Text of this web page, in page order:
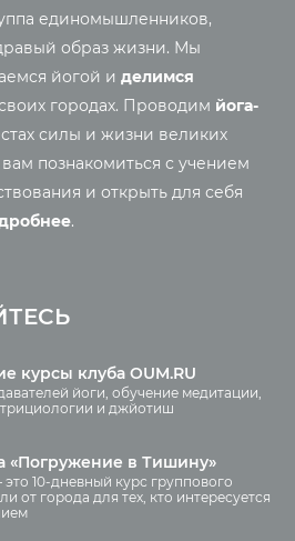
Правильное питание
Энциклопедия йоги
Саморазвитие
Реинкарнация
Основы йоги
Медитация
Шаткармы
Пранаяма
Фото
единомышленников,
образ жизни. Мы
йогой и делимся
городах. Проводим йога-
силы и жизни великих
познакомиться с учением
и открыть для себя
.
курсы клуба OUM.RU
йоги, обучение медитации,
и джйотиш
«Погружение в Тишину»
это 10-дневный курс группового
от города для тех, кто интересуется